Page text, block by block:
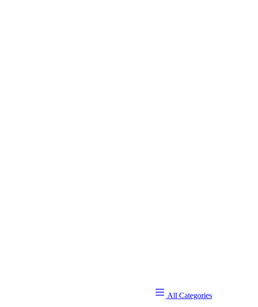
All Categories